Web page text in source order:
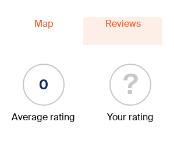
Map Reviews
0
Average rating
?
Your rating